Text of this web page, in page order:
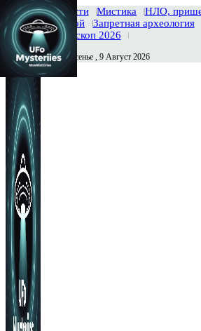
Главная Новости Мистика
НЛО,
Тайны вселенной
Запретная археология
История
Гороскоп 2026
Сегодня Воскресенье , 9 Август 2026